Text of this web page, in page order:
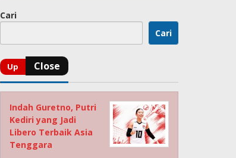
Cari
Cari
Indah Guretno, Putri
Kediri yang Jadi
Libero Terbaik Asia
Tenggara